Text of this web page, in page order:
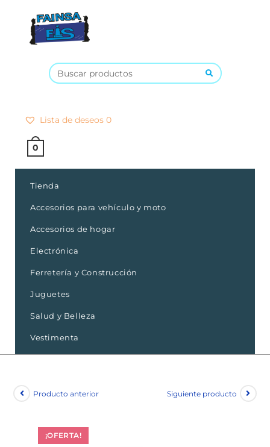
Lista de deseos 0
0
Tienda
Accesorios para vehículo y moto
Accesorios de hogar
Electrónica
Ferretería y Construcción
Juguetes
Salud y Belleza
Vestimenta
¡OFERTA!
Producto anterior Siguiente producto